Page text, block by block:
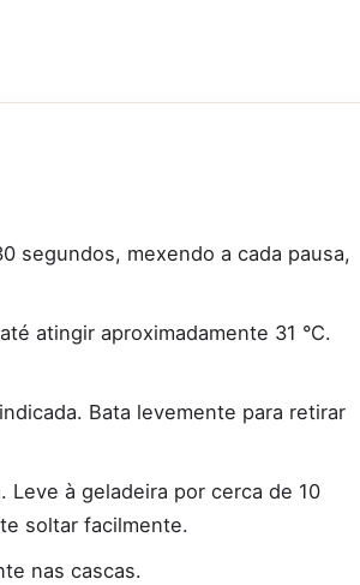
segundos, mexendo a cada pausa,
atingir aproximadamente 31 °C.
Bata levemente para retirar
Leve à geladeira por cerca de 10
soltar facilmente.
nas cascas.